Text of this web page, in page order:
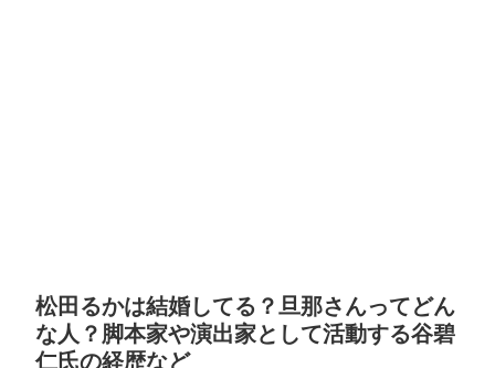
松田るかは結婚してる？旦那さんってどん
な人？脚本家や演出家として活動する谷碧
仁氏の経歴など